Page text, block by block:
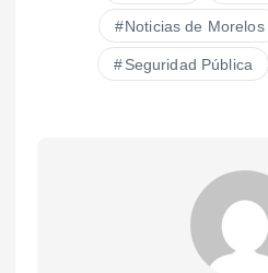
Noticias de Morelos
Seguridad Pública